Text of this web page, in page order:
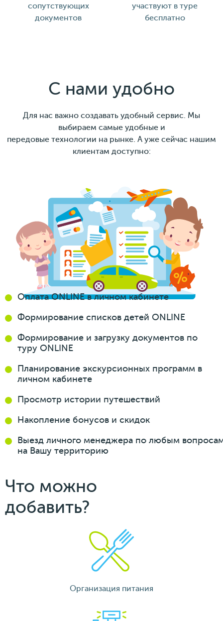
сопутствующих
документов
участвуют в туре
бесплатно
С нами удобно
Для нас важно создавать удобный сервис. Мы
выбираем самые удобные и
передовые технологии на рынке. А уже сейчас нашим
клиентам доступно:
Оплата ONLINEв личном кабинете
Формирование списков детей ONLINE
Формирование и загрузку документов по
туру ONLINE
Планирование экскурсионных программ в
личном кабинете
Просмотр истории путешествий
Накопление бонусов и скидок
Выезд личного менеджера по любым
на Вашу территорию
Что можно
добавить?
Организация питания